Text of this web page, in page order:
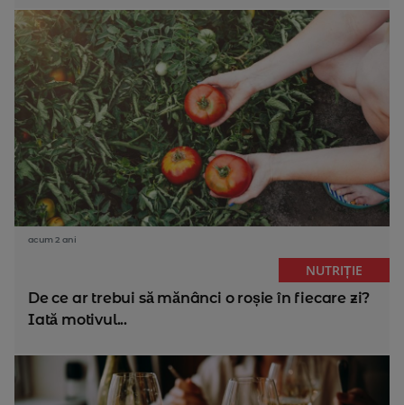
acum 2 ani
NUTRIȚIE
De ce ar trebui să mănânci o roșie în fiecare zi?
Iată motivul...